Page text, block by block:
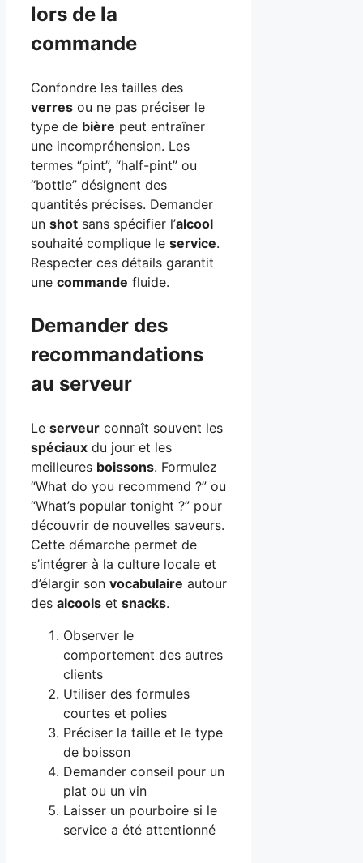
lors de la
commande
Confondre les tailles des
verres ou ne pas préciser le
type de bière peut entraîner
une incompréhension. Les
termes “pint”, “half-pint” ou
“bottle” désignent des
quantités précises. Demander
un shot sans spécifier l’alcool
souhaité complique le service.
Respecter ces détails garantit
une commande fluide.
Demander des
recommandations
au serveur
Le serveur connaît souvent les
spéciaux du jour et les
meilleures boissons. Formulez
“What do you recommend ?” ou
“What’s popular tonight ?” pour
découvrir de nouvelles saveurs.
Cette démarche permet de
s’intégrer à la culture locale et
d’élargir son vocabulaire autour
des alcools et snacks.
Observer le
comportement des autres
clients
Utiliser des formules
courtes et polies
Préciser la taille et le type
de boisson
Demander conseil pour un
plat ou un vin
Laisser un pourboire si le
service a été attentionné